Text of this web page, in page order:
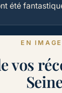
été
EN
vos